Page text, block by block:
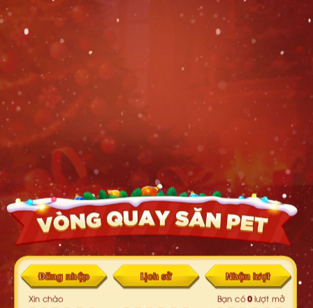
Đăng nhập Lịch sử Nhận lượt
Xin chào Bạn có0lượt mở